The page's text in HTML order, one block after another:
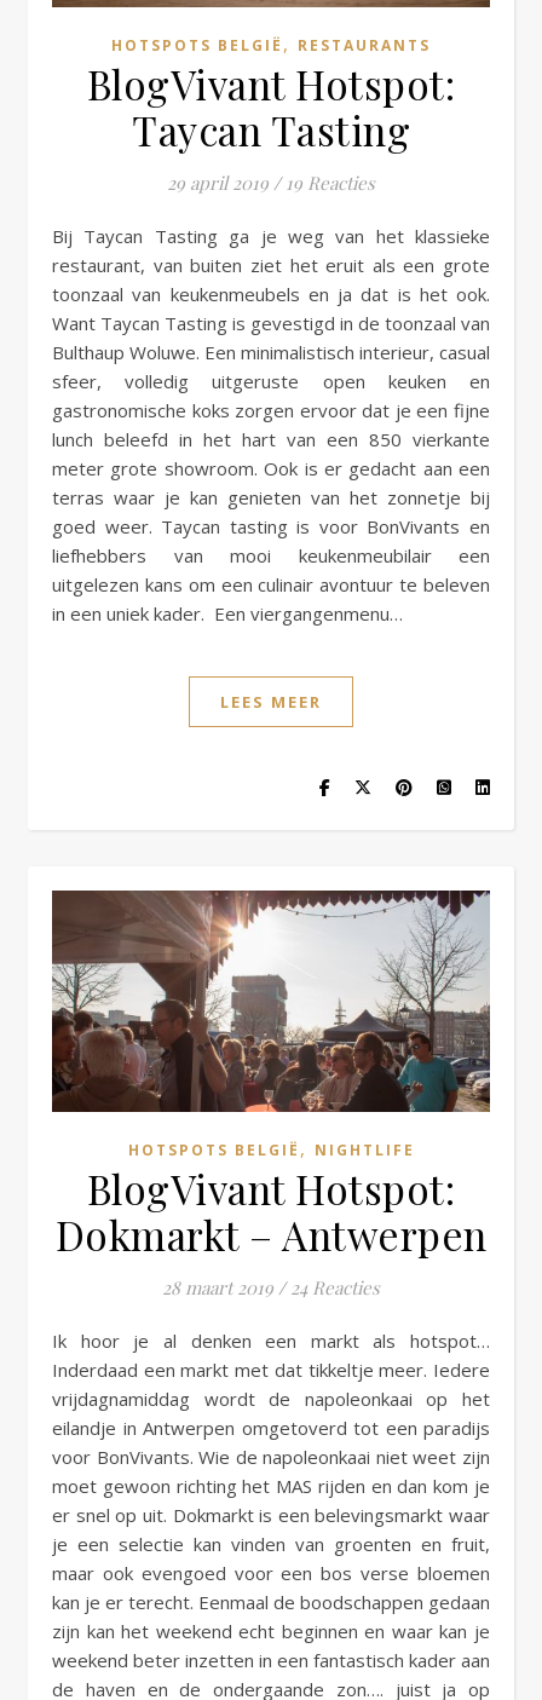
HOTSPOTS BELGIË , RESTAURANTS
BlogVivant Hotspot:
Taycan Tasting
29 april 2019 / 19 Reacties
Bij Taycan Tasting ga je weg van het klassieke
restaurant, van buiten ziet het eruit als een grote
toonzaal van keukenmeubels en ja dat is het ook.
Want Taycan Tasting is gevestigd in de toonzaal van
Bulthaup Woluwe. Een minimalistisch interieur, casual
sfeer, volledig uitgeruste open keuken en
gastronomische koks zorgen ervoor dat je een fijne
lunch beleefd in het hart van een 850 vierkante
meter grote showroom. Ook is er gedacht aan een
terras waar je kan genieten van het zonnetje bij
goed weer. Taycan tasting is voor BonVivants en
liefhebbers van mooi keukenmeubilair een
uitgelezen kans om een culinair avontuur te beleven
in een uniek kader. Een viergangenmenu…
LEES MEER
HOTSPOTS BELGIË , NIGHTLIFE
BlogVivant Hotspot:
Dokmarkt – Antwerpen
28 maart 2019 / 24 Reacties
Ik hoor je al denken een markt als hotspot…
Inderdaad een markt met dat tikkeltje meer. Iedere
vrijdagnamiddag wordt de napoleonkaai op het
eilandje in Antwerpen omgetoverd tot een paradijs
voor BonVivants. Wie de napoleonkaai niet weet zijn
moet gewoon richting het MAS rijden en dan kom je
er snel op uit. Dokmarkt is een belevingsmarkt waar
je een selectie kan vinden van groenten en fruit,
maar ook evengoed voor een bos verse bloemen
kan je er terecht. Eenmaal de boodschappen gedaan
zijn kan het weekend echt beginnen en waar kan je
weekend beter inzetten in een fantastisch kader aan
de haven en de ondergaande zon…. juist ja op